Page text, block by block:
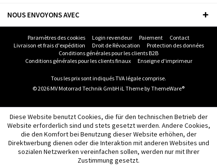
NOUS ENVOYONS AVEC
Paramètres des cookies Login revendeur Paiement
Contact
Livraison et frais d'expédition
Droit de Révocation
Protection des données
Conditions générales pour les clients B2B
Conditions générales pour les clients finaux
Enseigne d'imprimeur
Tous les prix sont indiqués TVA légale comprise.
© 2026 MV Motorrad Technik GmbH iL Theme byThemeWare®
Diese Website benutzt Cookies, die für den technischen Betrieb der
Website erforderlich sind und stets gesetzt werden. Andere Cookies,
die den Komfort bei Benutzung dieser Website erhöhen, der
Direktwerbung dienen oder die Interaktion mit anderen Websites und
sozialen Netzwerken vereinfachen sollen, werden nur mit Ihrer
Zustimmung gesetzt.